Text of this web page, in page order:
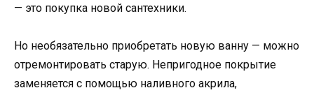
— это покупка новой сантехники.
Но необязательно приобретать новую ванну — можно
отремонтировать старую. Непригодное покрытие
заменяется с помощью наливного акрила,